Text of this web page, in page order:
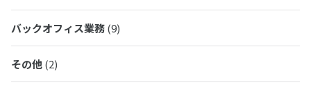
バックオフィス業務(9)
その他(2)